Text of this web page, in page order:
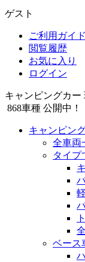
ゲスト
ご利用ガイド
閲覧履歴
お気に入り
ログイン
キャンピングカー
868車種 公開中！
キャンピン
全車両
タイプ
ベース